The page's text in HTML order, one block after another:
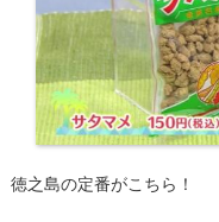
徳之島の定番がこちら！